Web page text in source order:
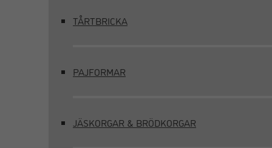
TÅRTBRICKA
PAJFORMAR
JÄSKORGAR & BRÖDKORGAR